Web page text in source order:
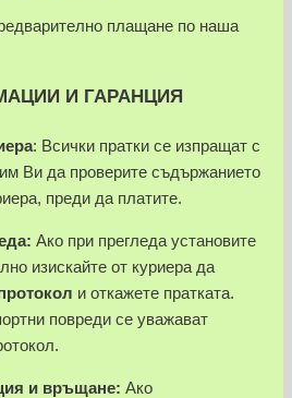
плащане по наша
И ГАРАНЦИЯ
: Всички пратки се изпращат с
Ви да проверите съдържанието
преди да платите.
Ако при прегледа установите
изискайте от куриера да
и откажете пратката.
повреди се уважават
и връщане: Ако